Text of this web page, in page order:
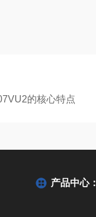
的核心特点
产品中心：